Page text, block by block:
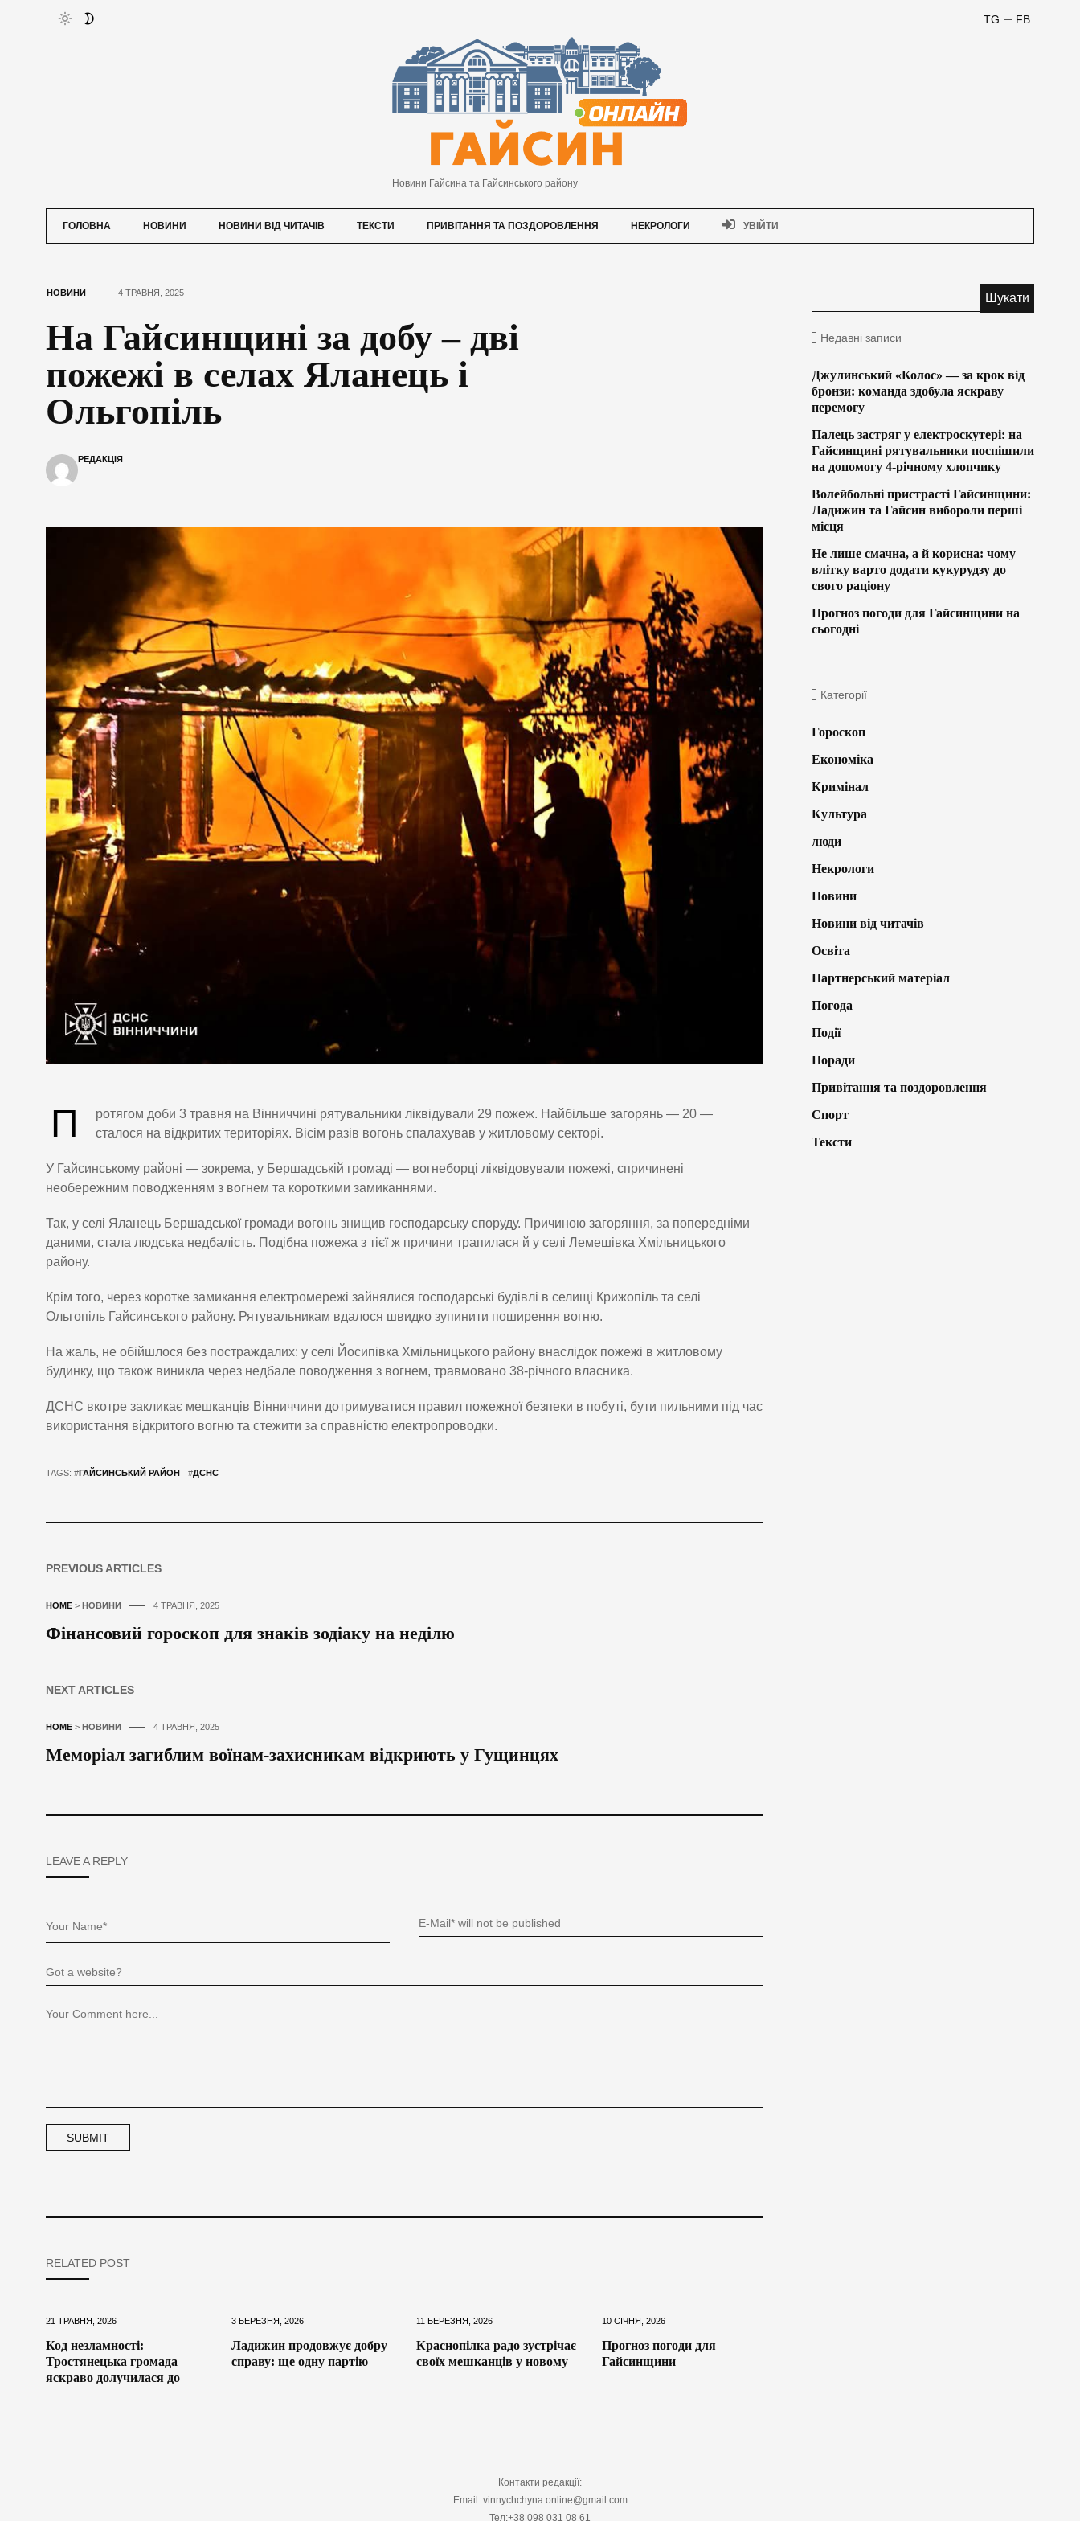
FB
TG
Новини Гайсина та Гайсинського району
ГОЛОВНА НОВИНИ НОВИНИ ВІД ЧИТАЧІВ ТЕКСТИ ПРИВІТАННЯ ТА ПОЗДОРОВЛЕННЯ НЕКРОЛОГИ УВІЙТИ
НОВИНИ 4 ТРАВНЯ, 2025
На Гайсинщині за добу – дві
пожежі в селах Яланець і
Ольгопіль
РЕДАКЦІЯ
П
ротягом доби 3 травня на Вінниччині рятувальники ліквідували 29 пожеж. Найбільше загорянь — 20 —
сталося на відкритих територіях. Вісім разів вогонь спалахував у житловому секторі.
У Гайсинському районі — зокрема, у Бершадській громаді — вогнеборці ліквідовували пожежі, спричинені
необережним поводженням з вогнем та короткими замиканнями.
Так, у селі Яланець Бершадської громади вогонь знищив господарську споруду. Причиною загоряння, за попередніми
даними, стала людська недбалість. Подібна пожежа з тієї ж причини трапилася й у селі Лемешівка Хмільницького
району.
Крім того, через коротке замикання електромережі зайнялися господарські будівлі в селищі Крижопіль та селі
Ольгопіль Гайсинського району. Рятувальникам вдалося швидко зупинити поширення вогню.
На жаль, не обійшлося без постраждалих: у селі Йосипівка Хмільницького району внаслідок пожежі в житловому
будинку, що також виникла через недбале поводження з вогнем, травмовано 38-річного власника.
ДСНС вкотре закликає мешканців Вінниччини дотримуватися правил пожежної безпеки в побуті, бути пильними під час
використання відкритого вогню та стежити за справністю електропроводки.
TAGS: #ГАЙСИНСЬКИЙ РАЙОН #ДСНС
PREVIOUS ARTICLES
HOME > НОВИНИ 4 ТРАВНЯ, 2025
Фінансовий гороскоп для знаків зодіаку на неділю
NEXT ARTICLES
HOME > НОВИНИ 4 ТРАВНЯ, 2025
Меморіал загиблим воїнам-захисникам відкриють у Гущинцях
LEAVE A REPLY
RELATED POST
21 ТРАВНЯ, 2026
Код незламності:
Тростянецька громада
яскраво долучилася до
3 БЕРЕЗНЯ, 2026
Ладижин продовжує добру
справу: ще одну партію
11 БЕРЕЗНЯ, 2026
Краснопілка радо зустрічає
своїх мешканців у новому
10 СІЧНЯ, 2026
Прогноз погоди для
Гайсинщини
Недавні записи
Джулинський «Колос» — за крок від
бронзи: команда здобула яскраву
перемогу
Палець застряг у електроскутері: на
Гайсинщині рятувальники поспішили
на допомогу 4-річному хлопчику
Волейбольні пристрасті Гайсинщини:
Ладижин та Гайсин вибороли перші
місця
Не лише смачна, а й корисна: чому
влітку варто додати кукурудзу до
свого раціону
Прогноз погоди для Гайсинщини на
сьогодні
Категорії
Гороскоп
Економіка
Кримінал
Культура
люди
Некрологи
Новини
Новини від читачів
Освіта
Партнерський матеріал
Погода
Події
Поради
Привітання та поздоровлення
Спорт
Тексти
Контакти редакції:
Email: vinnychchyna.online@gmail.com
Тел:+38 098 031 08 61